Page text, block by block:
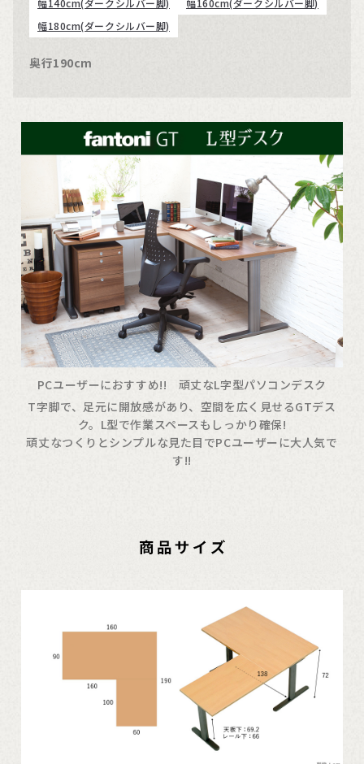
幅140cm(ダークシルバー脚)
幅160cm(ダークシルバー脚)
幅180cm(ダークシルバー脚)
奥行190cm
PCユーザーにおすすめ!! 頑丈なL字型パソコンデスク
T字脚で、足元に開放感があり、空間を広く見せるGTデス
ク。L型で作業スペースもしっかり確保!
頑丈なつくりとシンプルな見た目でPCユーザーに大人気で
す!!